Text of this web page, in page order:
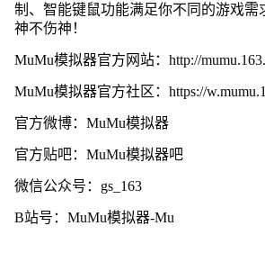
制、智能键鼠功能满足你不同的游戏需
神不伤神！
MuMu模拟器官方网站：http://
MuMu模拟器官方社区：https://
官方微博：MuMu模拟器
官方贴吧：MuMu模拟器吧
微信公众号：gs_163
B站号：MuMu模拟器-Mu